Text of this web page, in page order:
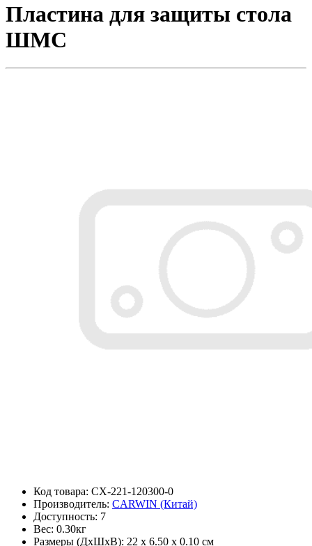
Пластина для защиты стола
ШМС
Код товара: CX-221-120300-0
Производитель: CARWIN (Китай)
Доступность: 7
Вес: 0.30кг
Размеры (ДxШxВ): 22 x 6.50 x 0.10 см